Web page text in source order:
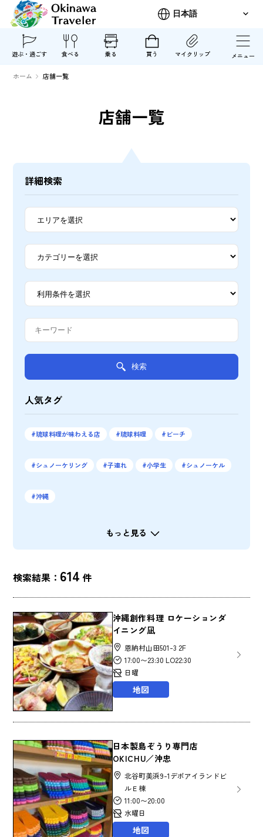
遊ぶ・過ごす 食べる 乗る 買う マイクリップ メニュー
ホーム 店舗一覧
店舗一覧
詳細検索
検索
人気タグ
琉球料理が味わえる店 琉球料理 ビーチ
シュノーケリング 子連れ 小学生 シュノーケル
沖縄
もっと見る
検索結果： 614 件
沖縄創作料理 ロケーションダ
イニング凪
恩納村山田501-3 2F
17:00〜23:30 LO22:30
日曜
地図
日本製島ぞうり専門店
OKICHU／沖忠
北谷町美浜9-1デポアイランドビ
ルＥ棟
11:00〜20:00
水曜日
地図